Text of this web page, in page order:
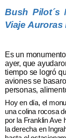
Bush Pilot´s
Viaje
Es un
ayer, que
tiempo se logró
aviones se
personas,
Hoy en día, el
una colina rocosa
por la Franklin Ave
la derecha en